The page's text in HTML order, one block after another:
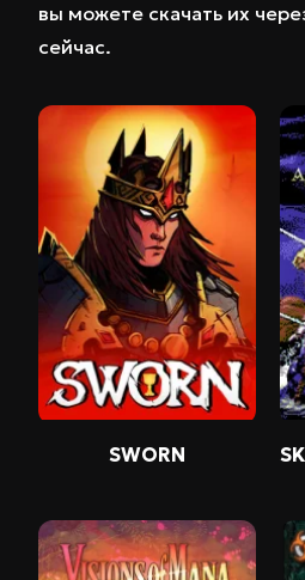
вы можете скачать их
сейчас.
SWORN